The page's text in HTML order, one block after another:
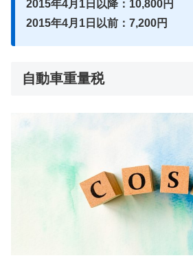
2015年4月1日以降：10,800円
2015年4月1日以前：7,200円
自動車重量税